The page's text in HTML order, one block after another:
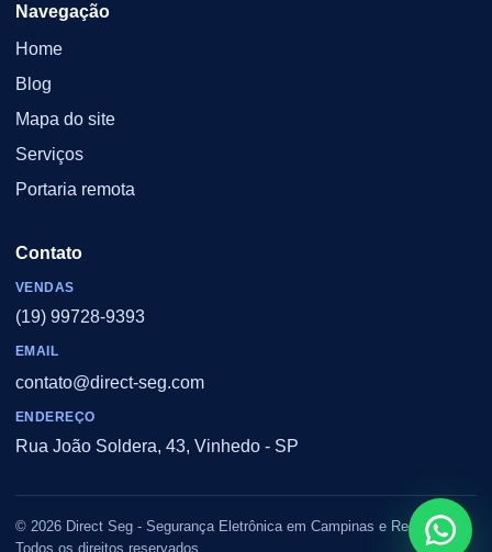
Navegação
Home
Blog
Mapa do site
Serviços
Portaria remota
Contato
VENDAS
(19) 99728-9393
EMAIL
contato@direct-seg.com
ENDEREÇO
Rua João Soldera, 43, Vinhedo - SP
© 2026 Direct Seg - Segurança Eletrônica em Campinas e Região.
Todos os direitos reservados.